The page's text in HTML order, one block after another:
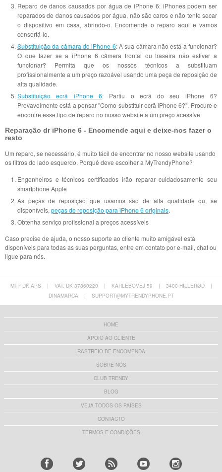
Reparo de danos causados ​​por água de iPhone 6: iPhones podem ser
reparados de danos causados por água, não são caros e não tente secar
o dispositivo em casa, abrindo-o. Encomende o reparo aqui e vamos
consertá-lo.
Substituição da câmara do iPhone 6: A sua câmara não está a funcionar?
O que fazer se a iPhone 6 câmera frontal ou traseira não estiver a
funcionar? Permita que os nossos técnicos a substituam
profissionalmente a um preço razoável usando uma peça de reposição de
alta qualidade.
Substituição ecrã iPhone 6: Partiu o ecrã do seu iPhone 6?
Provavelmente está a pensar "Como substituir ecrã iPhone 6?". Procure e
encontre esse tipo de reparo no nosso website a um preço acessíve
Reparação dr iPhone 6 - Encomende aqui e deixe-nos fazer o
resto
Um reparo, se necessário, é muito fácil de encontrar no nosso website usando
os filtros do lado esquerdo. Porquê deve escolher a MyTrendyPhone?
Engenheiros e técnicos certificados irão reparar cuidadosamente seu
smartphone Apple
As peças de reposição que usamos são de alta qualidade ou, se
disponíveis, peças de reposição para iPhone 6 originais.
Obtenha serviço profissional a preços acessíveis
Caso precise de ajuda, o nosso suporte ao cliente muito amigável está
disponíveis para todas as suas perguntas, entre em contato por e-mail, chat ou
ligue para nós.
MTP DK APS | VAT: DK 37860220 | KARLEBOVEJ 59 | 3400 HILLERØD
|
DINAMARCA
| SUPPORT@MYTRENDYPHONE.PT
HOME
APOIO AO CLIENTE
RASTREIO DE ENCOMENDA
SOBRE NÓS
CLUB TRENDY
BLOG
VEJA TODOS OS PAÍSES
CONTACTO
TERMOS E CONDIÇÕES